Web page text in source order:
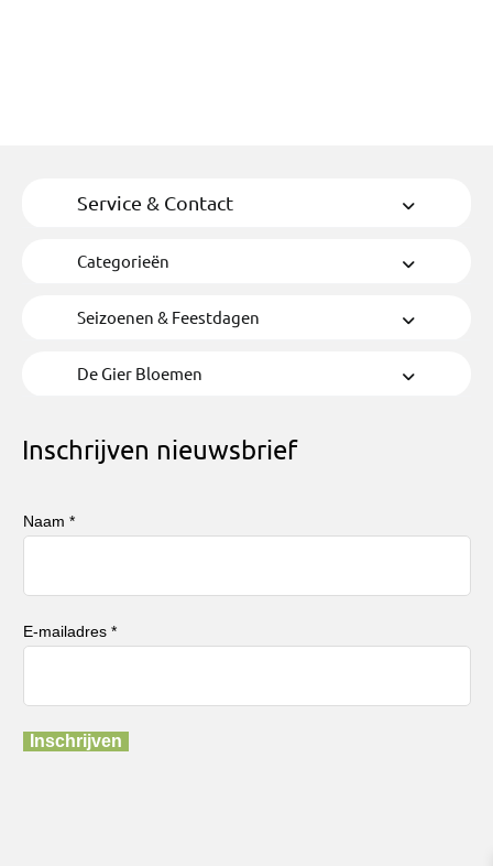
Service & Contact
Categorieën
Seizoenen & Feestdagen
De Gier Bloemen
Inschrijven nieuwsbrief
Naam *
E-mailadres *
Inschrijven